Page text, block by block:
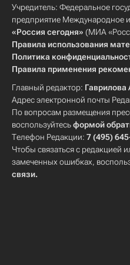
Учредитель: Федеральное
предприятие Международное
«Россия сегодня» (МИА
Правила использования
Политика
Правила применения
Главный редактор: Гаврилова
Адрес электронной почты
По вопросам размещения
воспользуйтесьформой
Телефон Редакции: 7 (495)
Чтобы связаться с редакцией
замеченных ошибках,
связи.